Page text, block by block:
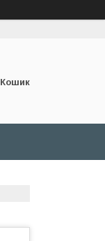
Кошик